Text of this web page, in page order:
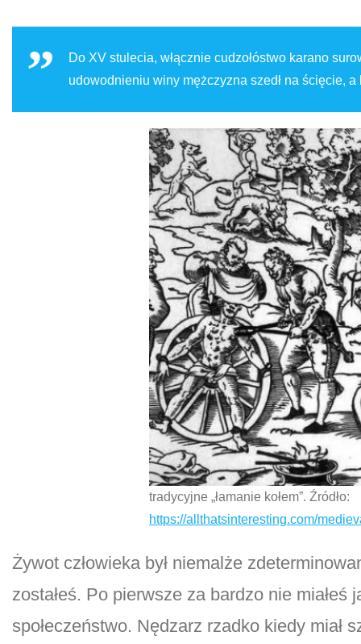
Do XV stulecia, włącznie cudzołóstwo karano
udowodnieniu winy mężczyzna szedł na ścięcie,
tradycyjne „łamanie kołem”. Źródło:
https://allthatsinteresting.com/
Żywot człowieka był niemalże
zostałeś. Po pierwsze za bardzo nie
społeczeństwo. Nędzarz rzadko kiedy miał